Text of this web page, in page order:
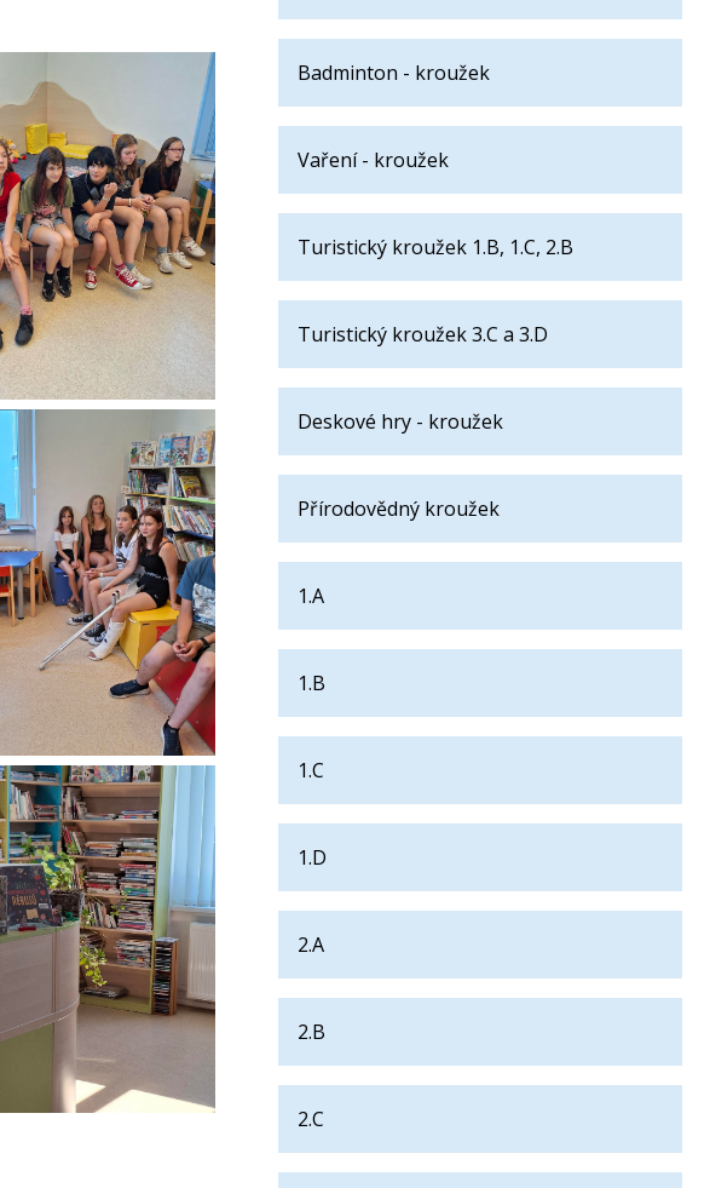
Badminton - kroužek
Vaření - kroužek
Turistický kroužek 1.B, 1.C, 2.B
Turistický kroužek 3.C a 3.D
Deskové hry - kroužek
Přírodovědný kroužek
1.A
1.B
1.C
1.D
2.A
2.B
2.C